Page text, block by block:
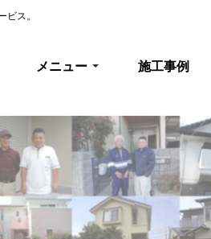
ス。
メニュー 施工事例